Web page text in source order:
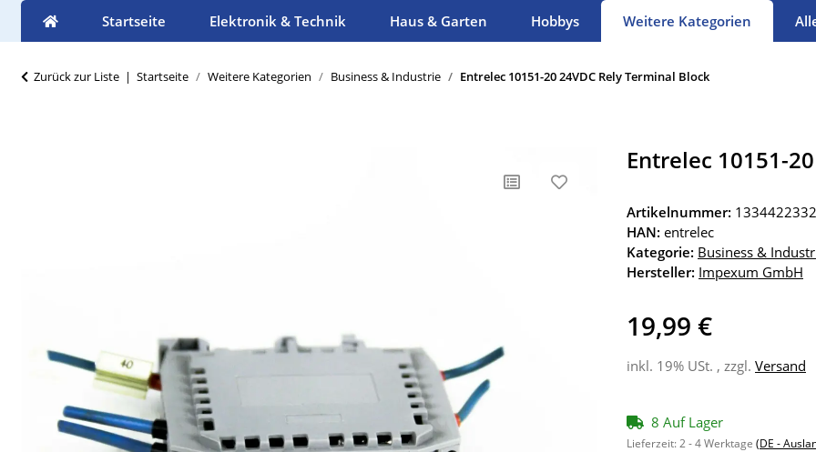
Startseite Elektronik & Technik Haus & Garten Hobbys Weitere Kategorien
Zurück zur Liste Startseite Weitere Kategorien Business & Industrie Entrelec 10151-20 24VDC Rely Terminal Block
Entrelec 10151-
Artikelnummer:
HAN: entrelec
Kategorie: Business &
Hersteller: Impexum GmbH
19,99 €
inkl. 19% USt. , zzgl. Versand
8 Auf Lager
Lieferzeit:2 - 4 Werktage (DE -